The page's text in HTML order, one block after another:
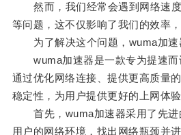
然而，我们经常会遇到网络速度
等问题，这不仅影响了我们的效率
为了解决这个问题，wuma加速
wuma加速器是一款专为提速而
通过优化网络连接、提供更高质量
稳定性，为用户提供更好的上网体验
首先，wuma加速器采用了先进
用户的网络环境，找出网络瓶颈并进